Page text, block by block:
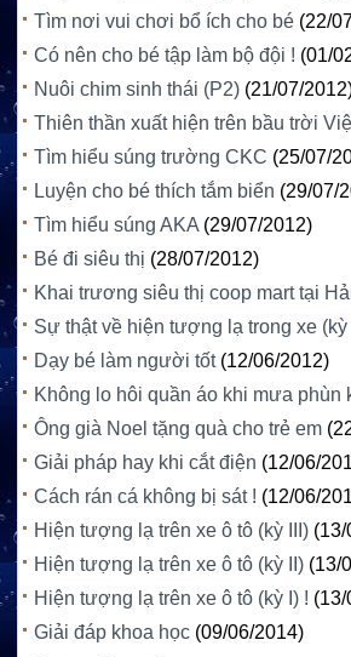
Tìm nơi vui chơi bổ ích cho bé (22/
Có nên cho bé tập làm bộ đội ! (01/
Nuôi chim sinh thái (P2) (21/07/
Thiên thần xuất hiện trên bầu trời
Tìm hiểu súng trường CKC (25/07/
Luyện cho bé thích tắm biển (29/07/
Tìm hiểu súng AKA (29/07/2012)
Bé đi siêu thị (28/07/2012)
Khai trương siêu thị coop mart tại
Sự thật về hiện tượng lạ trong xe (kỳ
Dạy bé làm người tốt (12/06/2012)
Không lo hôi quần áo khi mưa phùn
Ông già Noel tặng quà cho trẻ em
Giải pháp hay khi cắt điện (12/06/
Cách rán cá không bị sát ! (12/06/
Hiện tượng lạ trên xe ô tô (kỳ III)
Hiện tượng lạ trên xe ô tô (kỳ II) (13/
Hiện tượng lạ trên xe ô tô (kỳ I) !
Giải đáp khoa học (09/06/2014)